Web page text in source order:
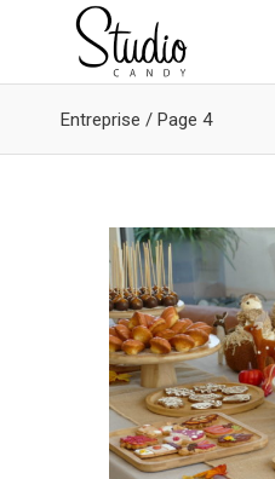
Entreprise / Page 4